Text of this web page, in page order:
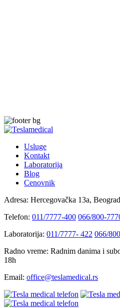
Usluge
Kontakt
Laboratorija
Blog
Cenovnik
Adresa: Hercegovačka 13a,
Telefon: 011/7777-400 066/800-
Laboratorija: 011/7777- 422 066/
Radno vreme: Radnim danima i
18h
Email: office@teslamedical.rs